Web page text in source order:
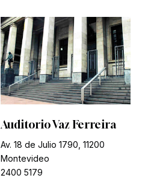
Auditorio Vaz Ferreira
Av. 18 de Julio 1790, 11200
Montevideo
2400 5179